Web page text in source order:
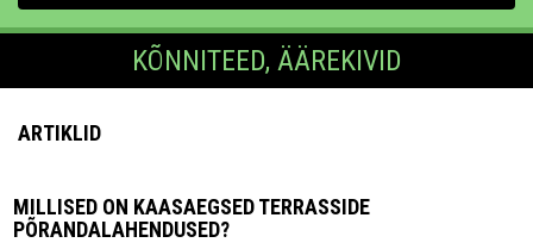
KÕNNITEED, ÄÄREKIVID
ARTIKLID
MILLISED ON KAASAEGSED TERRASSIDE
PÕRANDALAHENDUSED?